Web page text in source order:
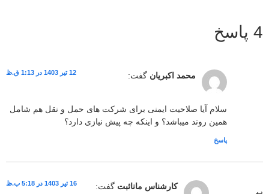
4 پاسخ
محمد اکبریان گفت: 12 تیر 1403 در 1:13 ق.ظ
سلام آیا صلاحیت ایمنی برای شرکت های حمل و نقل هم شامل
همین روند میباشد؟ و اینکه چه پیش نیازی دارد؟
پاسخ
کارشناس ماناثبت گفت: 16 تیر 1403 در 5:18 ب.ظ